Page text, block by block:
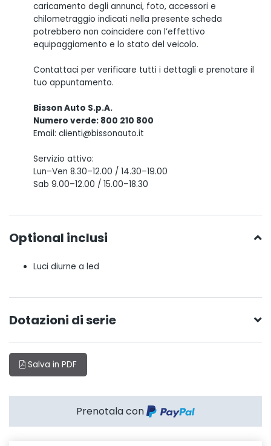
caricamento degli annunci, foto, accessori e
chilometraggio indicati nella presente scheda
potrebbero non coincidere con l’effettivo
equipaggiamento e lo stato del veicolo.
Contattaci per verificare tutti i dettagli e prenotare il
tuo appuntamento.
Bisson Auto S.p.A.
Numero verde: 800 210 800
Email: clienti@bissonauto.it
Servizio attivo:
Lun–Ven 8.30–12.00 / 14.30–19.00
Sab 9.00–12.00 / 15.00–18.30
Optional inclusi
Luci diurne a led
Dotazioni di serie
Salva in PDF
Prenotala con